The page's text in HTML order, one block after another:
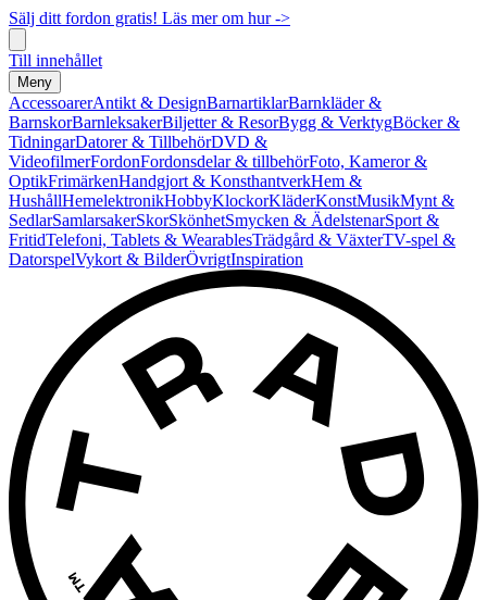
Sälj ditt fordon gratis! Läs mer om hur ->
Till innehållet
Meny
AccessoarerAntikt & DesignBarnartiklarBarnkläder &
BarnskorBarnleksakerBiljetter & ResorBygg & VerktygBöcker &
TidningarDatorer & TillbehörDVD &
VideofilmerFordonFordonsdelar & tillbehörFoto, Kameror &
OptikFrimärkenHandgjort & KonsthantverkHem &
HushållHemelektronikHobbyKlockorKläderKonstMusikMynt &
SedlarSamlarsakerSkorSkönhetSmycken & ÄdelstenarSport &
FritidTelefoni, Tablets & WearablesTrädgård & VäxterTV-spel &
DatorspelVykort & BilderÖvrigtInspiration